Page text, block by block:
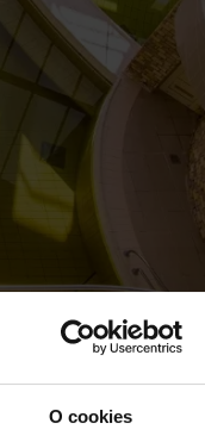
O cookies